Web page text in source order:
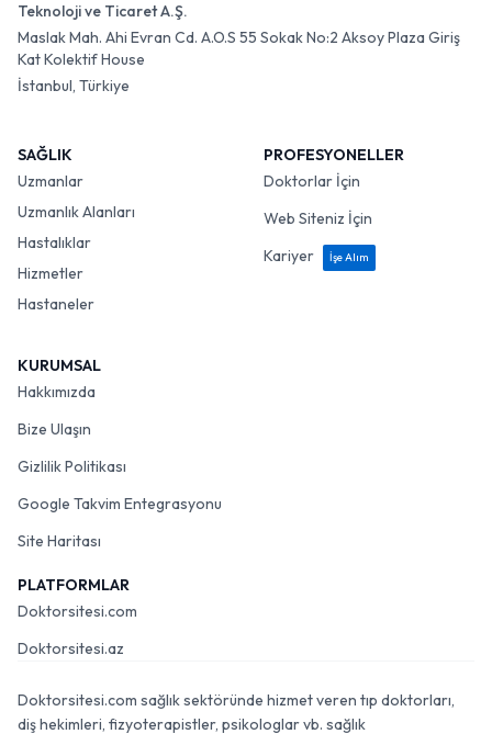
Teknoloji ve Ticaret A.Ş.
Maslak Mah. Ahi Evran Cd. A.O.S 55 Sokak No:2 Aksoy Plaza Giriş
Kat Kolektif House
İstanbul, Türkiye
SAĞLIK
Uzmanlar
Uzmanlık Alanları
Hastalıklar
Hizmetler
Hastaneler
PROFESYONELLER
Doktorlar İçin
Web Siteniz İçin
Kariyer
İşe Alım
KURUMSAL
Hakkımızda
Bize Ulaşın
Gizlilik Politikası
Google Takvim Entegrasyonu
Site Haritası
PLATFORMLAR
Doktorsitesi.com
Doktorsitesi.az
Doktorsitesi.com sağlık sektöründe hizmet veren tıp doktorları,
diş hekimleri, fizyoterapistler, psikologlar vb. sağlık